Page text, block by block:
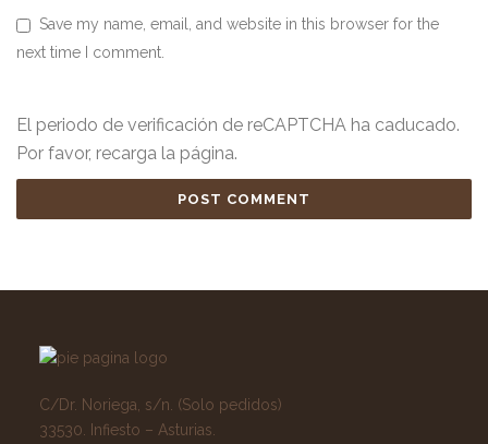
Save my name, email, and website in this browser for the
next time I comment.
El periodo de verificación de reCAPTCHA ha caducado.
Por favor, recarga la página.
C/Dr. Noriega, s/n. (Solo pedidos)
33530. Infiesto – Asturias.